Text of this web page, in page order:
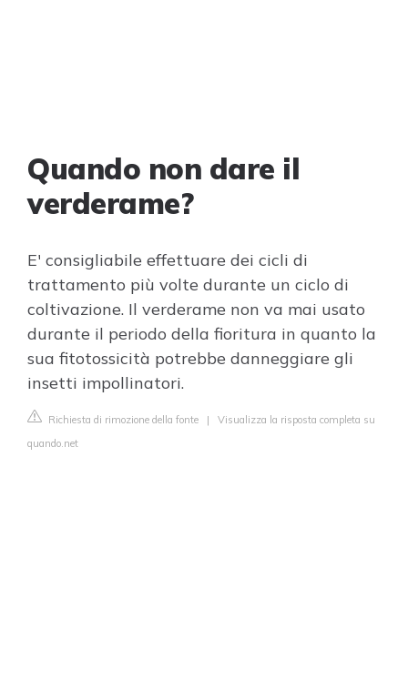
Quando non dare il
verderame?
E' consigliabile effettuare dei cicli di
trattamento più volte durante un ciclo di
coltivazione. Il verderame non va mai usato
durante il periodo della fioritura in quanto la
sua fitotossicità potrebbe danneggiare gli
insetti impollinatori.
Richiesta di rimozione della fonte | Visualizza la risposta completa su
quando.net